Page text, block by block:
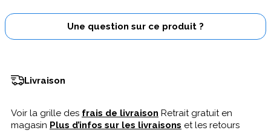
Une question sur ce produit ?
Livraison
Voir la grille des frais de livraison Retrait gratuit en
magasin Plus d’infos sur les livraisons et les retours